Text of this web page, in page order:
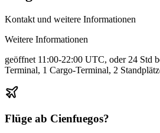
Kontakt und weitere Informationen
Weitere Informationen
geöffnet 11:00-22:00 UTC, oder 24 Std
Terminal, 1 Cargo-Terminal, 2
Flüge ab Cienfuegos?